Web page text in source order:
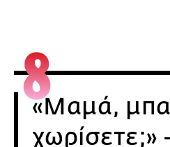
«Μαμά,